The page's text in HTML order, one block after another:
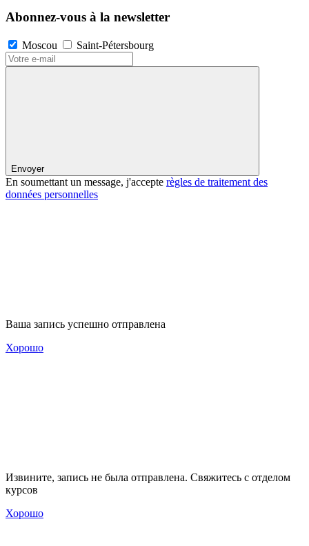
Abonnez-vous à la newsletter
Moscou Saint-Pétersbourg
Envoyer
En soumettant un message, j'accepte règles de traitement des
données personnelles
Ваша запись успешно отправлена
Хорошо
Извините, запись не была отправлена. Свяжитесь с отделом
курсов
Хорошо